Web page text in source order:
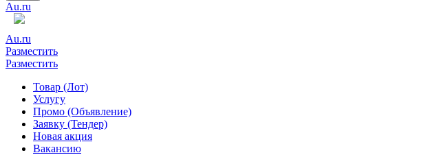
Au.ru
Au.ru
Разместить
Разместить
Товар (Лот)
Услугу
Промо (Объявление)
Заявку (Тендер)
Новая акция
Вакансию